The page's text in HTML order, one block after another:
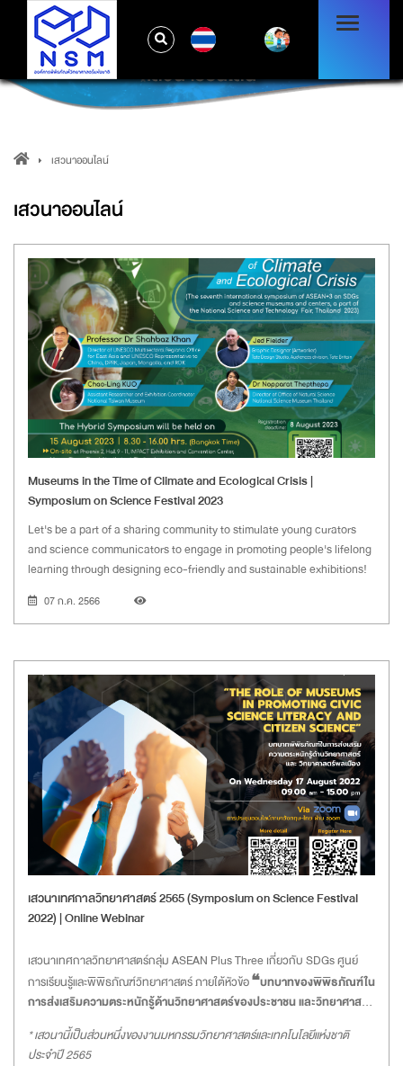
เสวนาออนไลน์
เสวนาออนไลน์
เสวนาออนไลน์
Museums in the Time of Climate and Ecological Crisis |
Symposium on Science Festival 2023
Let's be a part of a sharing community to stimulate young curators
and science communicators to engage in promoting people's lifelong
learning through designing eco-friendly and sustainable exhibitions!
07 ก.ค. 2566
เสวนาเทศกาลวิทยาศาสตร์ 2565 (Symposium on Science Festival
2022) | Online Webinar
เสวนาเทศกาลวิทยาศาสตร์กลุ่ม ASEAN Plus Three เกี่ยวกับ SDGs ศูนย์
การเรียนรู้และพิพิธภัณฑ์วิทยาศาสตร์ ภายใต้หัวข้อ❝บทบาทของพิพิธภัณฑ์ใน
การส่งเสริมความตระหนักรู้ด้านวิทยาศาสตร์ของประชาชน และวิทยาศาสตร์
พลเมือง❞
* เสวนานี้เป็นส่วนหนึ่งของงานมหกรรมวิทยาศาสตร์และเทคโนโลยีแห่งชาติ
ประจำปี 2565